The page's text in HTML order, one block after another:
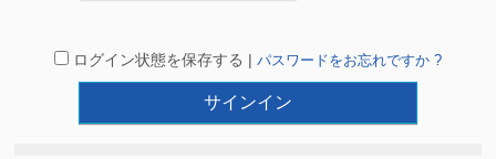
ログイン状態を保存する | パスワードをお忘れですか ?